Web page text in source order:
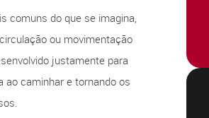
comuns do que se imagina,
ou movimentação
justamente para
ao caminhar e tornando os